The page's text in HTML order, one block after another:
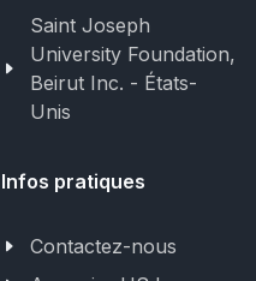
Saint Joseph
University Foundation,
Beirut Inc. - États-
Unis
Infos pratiques
Contactez-nous